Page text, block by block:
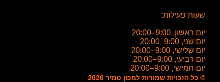
שעות פעילות:
יום ראשון, 9:00–20:00
יום שני, 9:00–20:00
יום שלישי, 9:00–20:00
יום רביעי, 9:00–20:00
יום חמישי, 9:00–20:00
© כל הזכויות שמורות למכון טמיר 2026